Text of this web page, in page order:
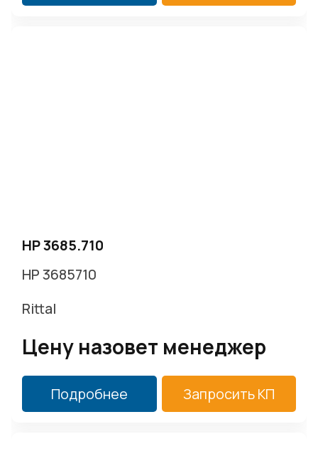
HP 3685.710
HP 3685710
Rittal
Цену назовет менеджер
Подробнее Запросить КП